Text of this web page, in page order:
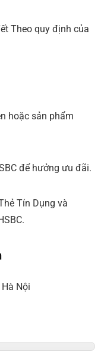
Theo quy định của
hoặc sản phẩm
để hưởng ưu đãi.
Tín Dụng và
Nội